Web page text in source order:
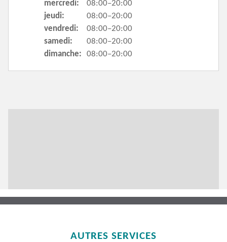
mercredi:
08:00–20:00
jeudi:
08:00–20:00
vendredi:
08:00–20:00
samedi:
08:00–20:00
dimanche:
08:00–20:00
AUTRES SERVICES